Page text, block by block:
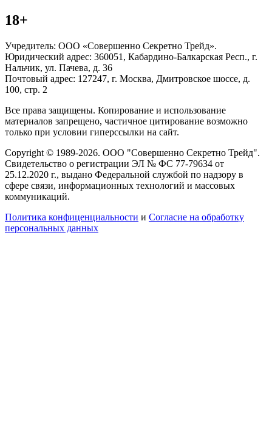
18+
Учредитель: ООО «Совершенно Секретно Трейд».
Юридический адрес: 360051, Кабардино-Балкарская Респ., г.
Нальчик, ул. Пачева, д. 36
Почтовый адрес: 127247, г. Москва, Дмитровское шоссе, д.
100, стр. 2
Все права защищены. Копирование и использование
материалов запрещено, частичное цитирование возможно
только при условии гиперссылки на сайт.
Copyright © 1989-2026. ООО "Совершенно Секретно Трейд".
Свидетельство о регистрации ЭЛ № ФС 77-79634 от
25.12.2020 г., выдано Федеральной службой по надзору в
сфере связи, информационных технологий и массовых
коммуникаций.
Политика конфиценциальности и Согласие на обработку
персональных данных